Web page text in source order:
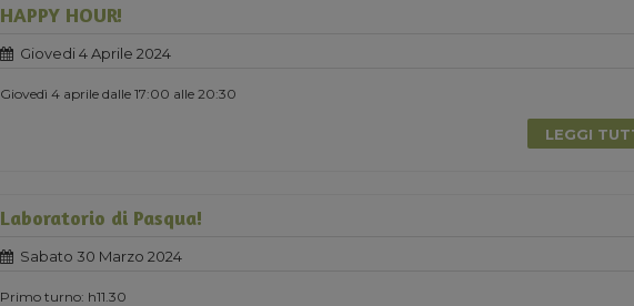
HAPPY HOUR!
Giovedi 4 Aprile 2024
Giovedì 4 aprile dalle 17:00 alle 20:30
LEGGI
Laboratorio di Pasqua!
Sabato 30 Marzo 2024
Primo turno: h11.30